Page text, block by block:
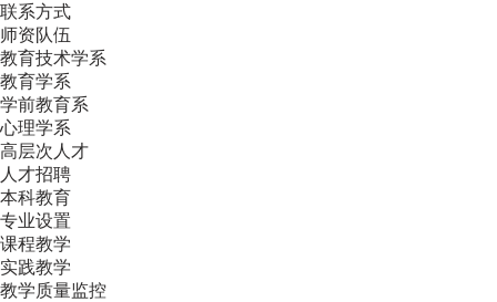
联系方式
师资队伍
教育技术学系
教育学系
学前教育系
心理学系
高层次人才
人才招聘
本科教育
专业设置
课程教学
实践教学
教学质量监控